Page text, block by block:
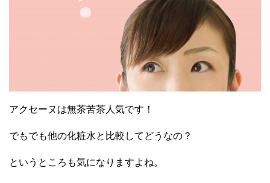
アクセーヌは無茶苦茶人気です！
でもでも他の化粧水と比較してどうなの？
というところも気になりますよね。